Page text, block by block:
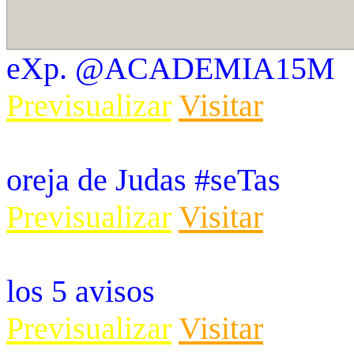
eXp. @ACADEMIA15M
Previsualizar Visitar
oreja de Judas #seTas
Previsualizar Visitar
los 5 avisos
Previsualizar Visitar